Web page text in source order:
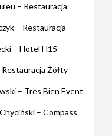
– Restauracja
– Restauracja
– Hotel H15
Żółty
– Tres Bien Event
– Compass